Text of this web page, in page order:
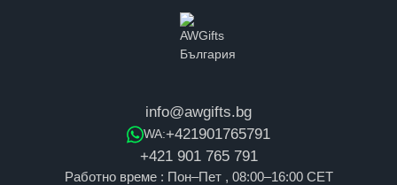
info@awgifts.bg
WA:+421901765791
+421 901 765 791
Работно време : Пон–Пет , 08:00–16:00 CET